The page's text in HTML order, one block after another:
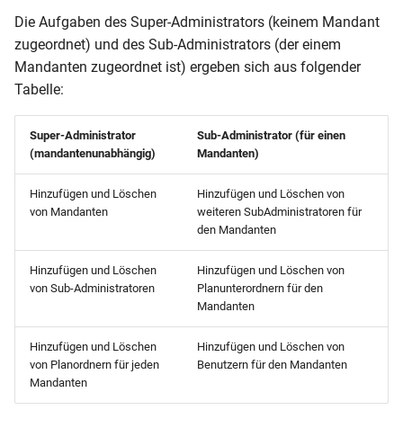
t
i
Änderungen 2018
Änderungen 2017
Änderungen 2016
Änderungen 2015
Änderungen 2014 und
Server
Sachsen
Schleswig-Holstein
Teilnehmer
Die Unterrichtsmatrix
Termine zeitlich verplanen
Terminkonflikte behandeln
Raumbelegung festlegen
Manuelles Setzen
Einstellungen für das
Übersichten
Publizieren
Mit dem Kalender planen
Publikationen
Was wird gezeigt?
Knowledge Base (FAQ)
Planwechsel
Gebäudepläne
Knowledge Base (FAQ)
Die Aufgaben des Super-Administrators (keinem Mandant
zugeordnet) und des Sub-Administrators (der einem
Mandanten zugeordnet ist) ergeben sich aus folgender
Tabelle:
Super-Administrator
(mandantenunabhängig)
Sub-Administrator (für einen
Mandanten)
Hinzufügen und Löschen
von Mandanten
Hinzufügen und Löschen von
weiteren SubAdministratoren für
den Mandanten
Hinzufügen und Löschen
von Sub-Administratoren
Hinzufügen und Löschen von
Planunterordnern für den
Mandanten
Hinzufügen und Löschen
von Planordnern für jeden
Mandanten
Hinzufügen und Löschen von
Benutzern für den Mandanten